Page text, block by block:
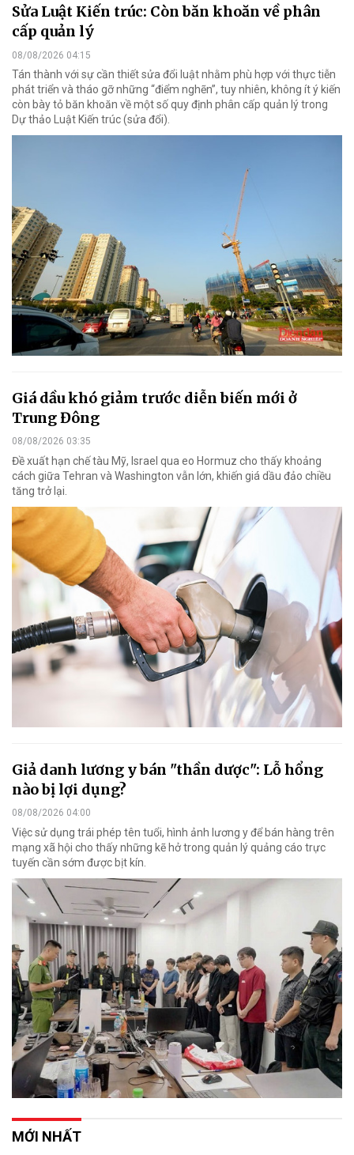
Sửa Luật Kiến trúc: Còn băn khoăn về phân
cấp quản lý
08/08/2026 04:15
Tán thành với sự cần thiết sửa đổi luật nhằm phù hợp với thực tiễn
phát triển và tháo gỡ những “điểm nghẽn”, tuy nhiên, không ít ý kiến
còn bày tỏ băn khoăn về một số quy định phân cấp quản lý trong
Dự thảo Luật Kiến trúc (sửa đổi).
Giá dầu khó giảm trước diễn biến mới ở
Trung Đông
08/08/2026 03:35
Đề xuất hạn chế tàu Mỹ, Israel qua eo Hormuz cho thấy khoảng
cách giữa Tehran và Washington vẫn lớn, khiến giá dầu đảo chiều
tăng trở lại.
Giả danh lương y bán "thần dược": Lỗ hổng
nào bị lợi dụng?
08/08/2026 04:00
Việc sử dụng trái phép tên tuổi, hình ảnh lương y để bán hàng trên
mạng xã hội cho thấy những kẽ hở trong quản lý quảng cáo trực
tuyến cần sớm được bịt kín.
MỚI NHẤT